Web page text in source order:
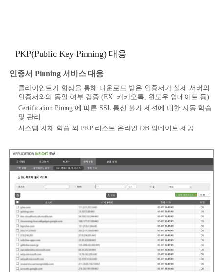
PKP(Public Key Pinning) 대응
인증서 Pinning 서비스 대응
클라이언트가 협상을 통해 다운로드 받은 인증서가 실제 서버의
인증서와의 동일 여부 검증 (EX: 카카오톡, 윈도우 업데이트 등)
Certification Pining 에 따른 SSL 통신 불가 세션에 대한 자동 학습
및 관리
시스템 자체 학습 외 PKP 리스트 온라인 DB 업데이트 제공